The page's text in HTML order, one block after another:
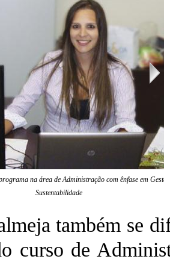
na área de Administração com ênfase em
Sustentabilidade
também se
curso de